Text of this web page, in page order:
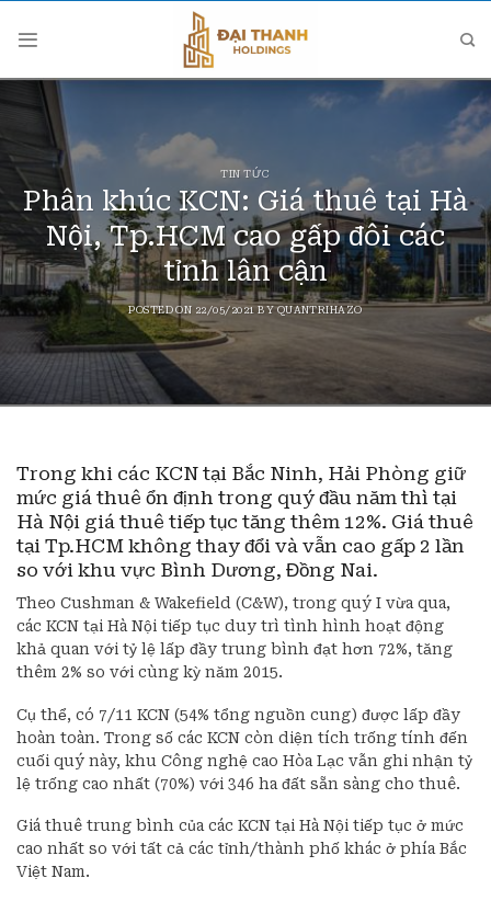
TIN TỨC
Phân khúc KCN: Giá thuê tại Hà
Nội, Tp.HCM cao gấp đôi các
tỉnh lân cận
POSTED ON 22/05/2021BYQUANTRIHAZO
Trong khi các KCN tại Bắc Ninh, Hải Phòng giữ
mức giá thuê ổn định trong quý đầu năm thì tại
Hà Nội giá thuê tiếp tục tăng thêm 12%. Giá thuê
tại Tp.HCM không thay đổi và vẫn cao gấp 2 lần
so với khu vực Bình Dương, Đồng Nai.
Theo Cushman & Wakefield (C&W), trong quý I vừa qua,
các KCN tại Hà Nội tiếp tục duy trì tình hình hoạt động
khả quan với tỷ lệ lấp đầy trung bình đạt hơn 72%, tăng
thêm 2% so với cùng kỳ năm 2015.
Cụ thể, có 7/11 KCN (54% tổng nguồn cung) được lấp đầy
hoàn toàn. Trong số các KCN còn diện tích trống tính đến
cuối quý này, khu Công nghệ cao Hòa Lạc vẫn ghi nhận tỷ
lệ trống cao nhất (70%) với 346 ha đất sẵn sàng cho thuê.
Giá thuê trung bình của các KCN tại Hà Nội tiếp tục ở mức
cao nhất so với tất cả các tỉnh/thành phố khác ở phía Bắc
Việt Nam.